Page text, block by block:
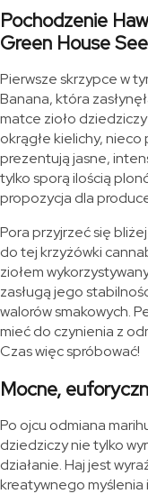
Pochodzenie
Green House
Pierwsze skrzypce w
Banana, która
matce zioło
okrągłe kielichy, nieco
prezentują jasne,
tylko sporą ilością
propozycja dla
Pora przyjrzeć się
do tej krzyżówki
ziołem
zasługą jego
walorów smakowych.
mieć do czynienia z
Czas więc spróbować!
Mocne,
Po ojcu odmiana
dziedziczy nie tylko
działanie. Haj jest
kreatywnego myślenia